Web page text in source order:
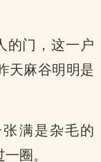
的门，这一户
天麻谷明明是
满是杂毛的
圈。